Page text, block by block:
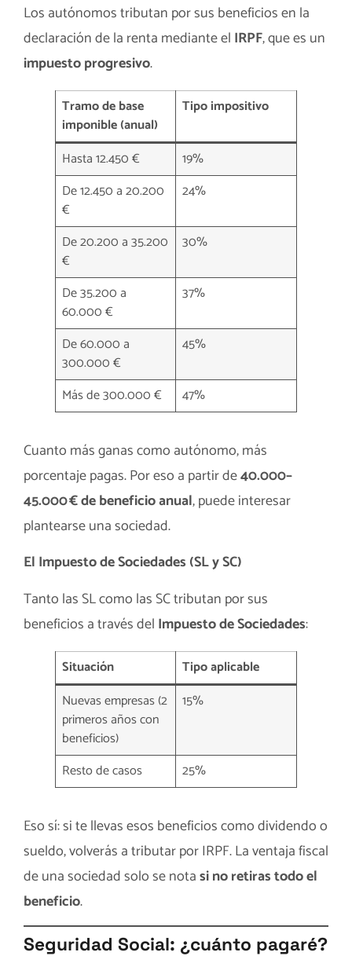
Los autónomos tributan por sus beneficios en la
declaración de la renta mediante el IRPF, que es un
impuesto progresivo.
Tramo de base
imponible (anual)
Tipo impositivo
Hasta 12.450 €
19%
De 12.450 a 20.200
€
24%
De 20.200 a 35.200
€
30%
De 35.200 a
60.000 €
37%
De 60.000 a
300.000 €
45%
Más de 300.000 € 47%
Cuanto más ganas como autónomo, más
porcentaje pagas. Por eso a partir de40.000–
45.000 € de beneficio anual, puede interesar
plantearse una sociedad.
El Impuesto de Sociedades (SL y SC)
Tanto las SL como las SC tributan por sus
beneficios a través del Impuesto de Sociedades:
Situación
Tipo aplicable
Nuevas empresas (2
primeros años con
beneficios)
15%
Resto de casos 25%
Eso sí: si te llevas esos beneficios como dividendo o
sueldo, volverás a tributar por IRPF. La ventaja fiscal
de una sociedad solo se notasi no retiras todo el
beneficio.
Seguridad Social: ¿cuánto pagaré?